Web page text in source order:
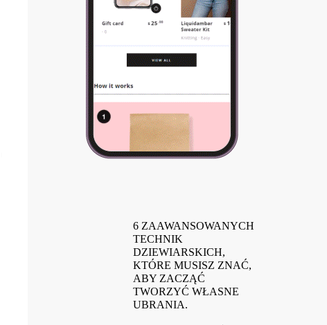
6 ZAAWANSOWANYCH
TECHNIK
DZIEWIARSKICH,
KTÓRE MUSISZ ZNAĆ,
ABY ZACZĄĆ
TWORZYĆ WŁASNE
UBRANIA.